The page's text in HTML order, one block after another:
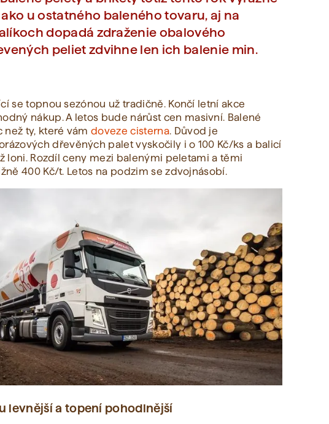
ako u ostatného baleného tovaru, aj na
dopadá zdraženie obalového
peliet zdvihne len ich balenie min.
se topnou sezónou už tradičně. Končí letní akce
nákup. A letos bude nárůst cen masivní. Balené
než ty, které vámdoveze cisterna. Důvod je
dřevěných palet vyskočily i o 100 Kč/ks a balicí
loni. Rozdíl ceny mezi balenými peletami a těmi
400 Kč/t. Letos na podzim se zdvojnásobí.
levnější a topení pohodlnější